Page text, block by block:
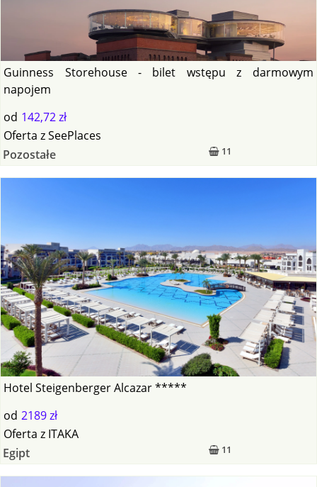
Guinness Storehouse - bilet wstępu z darmowym
napojem
od 142,72 zł
11
Oferta zSeePlaces
Pozostałe
Hotel Steigenberger Alcazar *****
od 2189 zł
11
Oferta z ITAKA
Egipt